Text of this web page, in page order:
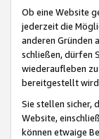
Ob eine Website
jederzeit die
anderen Gründen
schließen, dürfen
wiederaufleben
bereitgestellt
Sie stellen sicher,
Website,
können etwaige